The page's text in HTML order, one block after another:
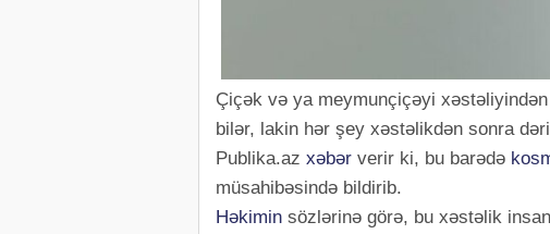
Çiçək və ya meymunçiçəyi
bilər, lakin hər şey xəstəlikdən sonra
Publika.az xəbər verir ki, bu barədə
müsahibəsində bildirib.
Həkimin sözlərinə görə, bu xəstəlik